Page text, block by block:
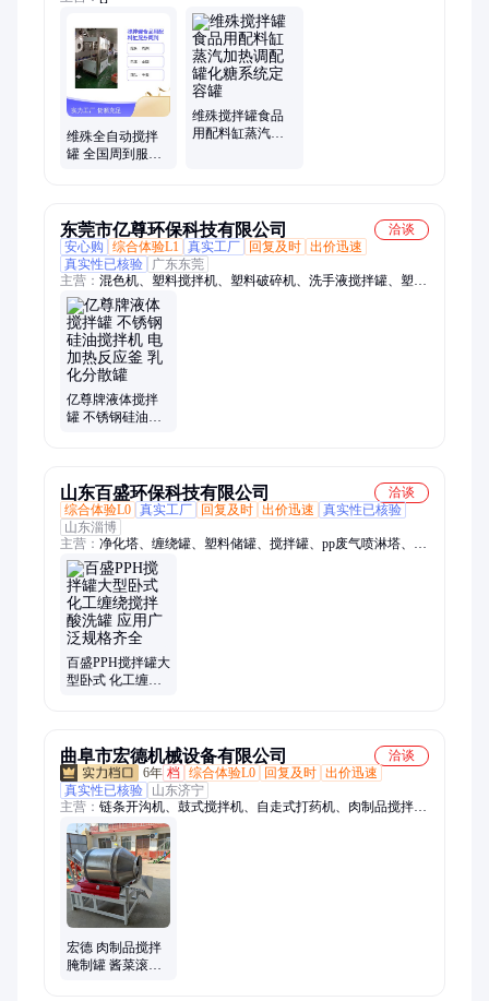
维殊全自动搅拌
罐 全国周到服务
维殊搅拌罐食品
用配料缸蒸汽加
东莞市亿尊环保科技有限公司
洽谈
安心购
综合体验L1 真实工厂 回复及时 出价迅速
真实性已核验
广东东莞
主营： 混色机、塑料搅拌机、塑料破碎机、洗手液搅拌罐、塑料
脱水机、加热搅拌机、卧式搅拌机、蔬菜脱水机、立式脱水机、
圆形振动筛、色粉打粉机、离心脱水机、干粉搅拌机、高速混合
机、粉体搅拌机、高速分散机、塑料混合机、无重力搅拌机、塑
料清洗设备、高速摩擦机、智能车位锁、停车架、铁马
亿尊牌液体搅拌
罐 不锈钢硅油搅
山东百盛环保科技有限公司
洽谈
综合体验L0 真实工厂 回复及时 出价迅速
真实性已核验
山东淄博
主营： 净化塔、缠绕罐、塑料储罐、搅拌罐、pp废气喷淋塔、
pph塑料卧式储罐、聚丙烯储罐、pph缠绕罐、酸洗罐、pph储
罐、pp罐
百盛PPH搅拌罐大
型卧式 化工缠绕
曲阜市宏德机械设备有限公司
洽谈
6年 档 综合体验L0 回复及时 出价迅速
真实性已核验
山东济宁
主营： 链条开沟机、鼓式搅拌机、自走式打药机、肉制品搅拌腌
制罐、开沟机、微耕机、树枝粉碎机、滚筒搅拌机、筛选机、吸
粮机、不锈钢搅拌机、木材粉碎机、干湿分离机、螺旋输送机、
混合搅拌机、割晒机、装袋机收谷机、制糁机、磨面磨粉机、干
粉搅拌机、船外机、电缆开沟机、碴子机、混料机
宏德 肉制品搅拌
腌制罐 酱菜滚筒